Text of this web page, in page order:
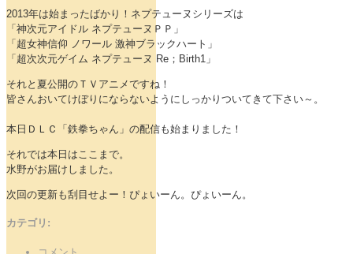
2013年は始まったばかり！ネプテューヌシリーズは
「神次元アイドル ネプテューヌＰＰ」
「超女神信仰 ノワール 激神ブラックハート」
「超次次元ゲイム ネプテューヌ Re；Birth1」
それと夏公開のＴＶアニメですね！
皆さんおいてけぼりにならないようにしっかりついてきて下さい～。
本日ＤＬＣ「鉄拳ちゃん」の配信も始まりました！
それでは本日はここまで。
水野がお届けしました。
次回の更新も刮目せよー！ぴょいーん。ぴょいーん。
カテゴリ :